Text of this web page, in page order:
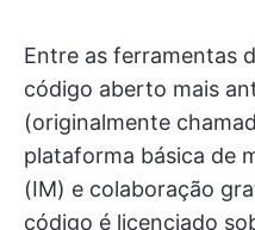
Entre as ferramentas
código aberto mais
(originalmente
plataforma básica de
(IM) e colaboração
código é licenciado